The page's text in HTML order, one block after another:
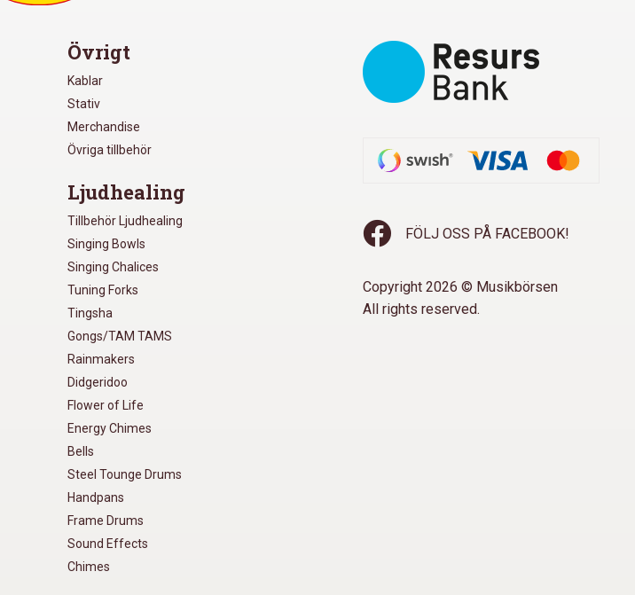
Övrigt
Kablar
Stativ
Merchandise
Övriga tillbehör
Ljudhealing
Tillbehör Ljudhealing
Singing Bowls
Singing Chalices
Tuning Forks
Tingsha
Gongs/TAM TAMS
Rainmakers
Didgeridoo
Flower of Life
Energy Chimes
Bells
Steel Tounge Drums
Handpans
Frame Drums
Sound Effects
Chimes
FÖLJ OSS PÅ FACEBOOK!
Copyright 2026 © Musikbörsen
All rights reserved.